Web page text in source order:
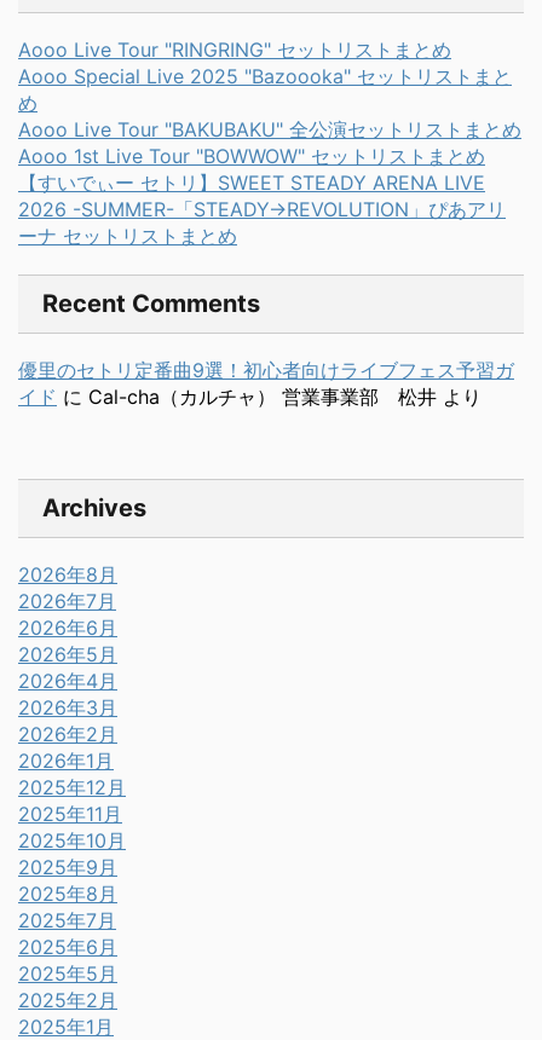
Aooo Live Tour "RINGRING" セットリストまとめ
Aooo Special Live 2025 "Bazoooka" セットリストまと
め
Aooo Live Tour "BAKUBAKU" 全公演セットリストまとめ
Aooo 1st Live Tour "BOWWOW" セットリストまとめ
【すいでぃー セトリ】SWEET STEADY ARENA LIVE
2026 -SUMMER-「STEADY→REVOLUTION」ぴあアリ
ーナ セットリストまとめ
Recent Comments
優里のセトリ定番曲9選！初心者向けライブフェス予習ガ
イド に Cal-cha（カルチャ） 営業事業部 松井 より
Archives
2026年8月
2026年7月
2026年6月
2026年5月
2026年4月
2026年3月
2026年2月
2026年1月
2025年12月
2025年11月
2025年10月
2025年9月
2025年8月
2025年7月
2025年6月
2025年5月
2025年2月
2025年1月